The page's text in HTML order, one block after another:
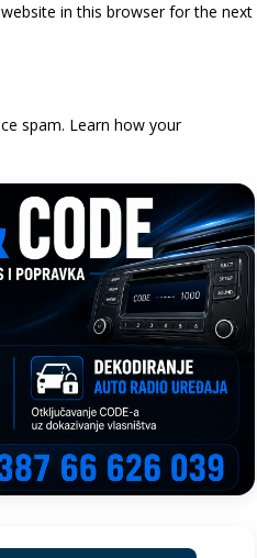
in this browser for the next
spam. Learn how your